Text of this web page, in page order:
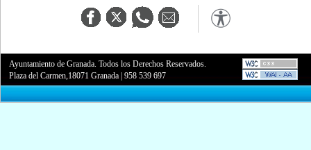
Ayuntamiento de Granada. Todos los Derechos Reservados.
Plaza del Carmen,18071 Granada |958 539 697